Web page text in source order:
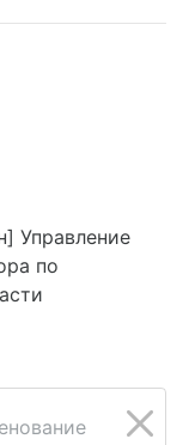
Управление
по